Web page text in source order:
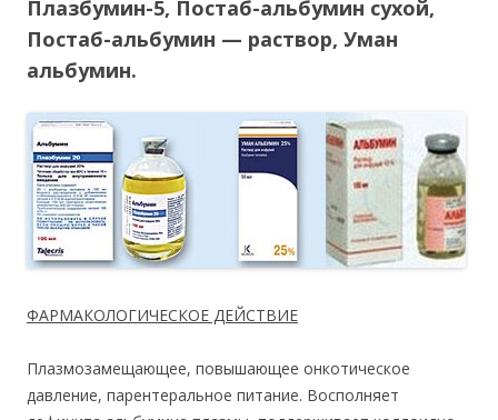
Плазбумин-5, Постаб-альбумин сухой,
Постаб-альбумин — раствор, Уман
альбумин.
ФАРМАКОЛОГИЧЕСКОЕ ДЕЙСТВИЕ
Плазмозамещающее, повышающее онкотическое
давление, парентеральное питание. Восполняет